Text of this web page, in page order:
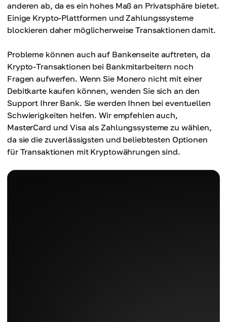
anderen ab, da es ein hohes Maß an Privatsphäre bietet.
Einige Krypto-Plattformen und Zahlungssysteme
blockieren daher möglicherweise Transaktionen damit.
Probleme können auch auf Bankenseite auftreten, da
Krypto-Transaktionen bei Bankmitarbeitern noch
Fragen aufwerfen. Wenn Sie Monero nicht mit einer
Debitkarte kaufen können, wenden Sie sich an den
Support Ihrer Bank. Sie werden Ihnen bei eventuellen
Schwierigkeiten helfen. Wir empfehlen auch,
MasterCard und Visa als Zahlungssysteme zu wählen,
da sie die zuverlässigsten und beliebtesten Optionen
für Transaktionen mit Kryptowährungen sind.